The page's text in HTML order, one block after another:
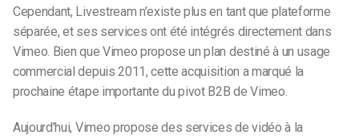
Cependant, Livestream n’existe plus en tant que plateforme
séparée, et ses services ont été intégrés directement dans
Vimeo. Bien que Vimeo propose un plan destiné à un usage
commercial depuis 2011, cette acquisition a marqué la
prochaine étape importante du pivot B2B de Vimeo.
Aujourd’hui, Vimeo propose des services de vidéo à la